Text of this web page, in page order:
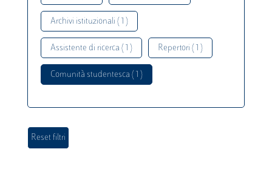
Archivi istituzionali ( 1 )
Assistente di ricerca ( 1 ) Repertori ( 1 )
Comunità studentesca ( 1 )